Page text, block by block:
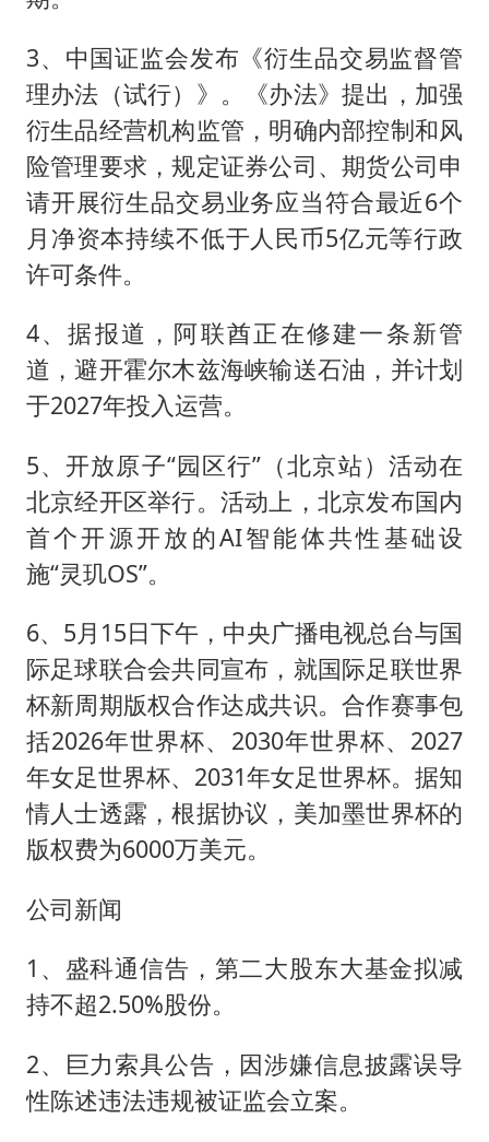
3、中国证监会发布《衍生品交易监督管
理办法（试行）》。《办法》提出，加强
衍生品经营机构监管，明确内部控制和风
险管理要求，规定证券公司、期货公司申
请开展衍生品交易业务应当符合最近6个
月净资本持续不低于人民币5亿元等行政
许可条件。
4、据报道，阿联酋正在修建一条新管
道，避开霍尔木兹海峡输送石油，并计划
于2027年投入运营。
5、开放原子“园区行”（北京站）活动在
北京经开区举行。活动上，北京发布国内
首个开源开放的AI智能体共性基础设
施“灵玑OS”。
6、5月15日下午，中央广播电视总台与国
际足球联合会共同宣布，就国际足联世界
杯新周期版权合作达成共识。合作赛事包
括2026年世界杯、2030年世界杯、2027
年女足世界杯、2031年女足世界杯。据知
情人士透露，根据协议，美加墨世界杯的
版权费为6000万美元。
公司新闻
1、盛科通信告，第二大股东大基金拟减
持不超2.50%股份。
2、巨力索具公告，因涉嫌信息披露误导
性陈述违法违规被证监会立案。